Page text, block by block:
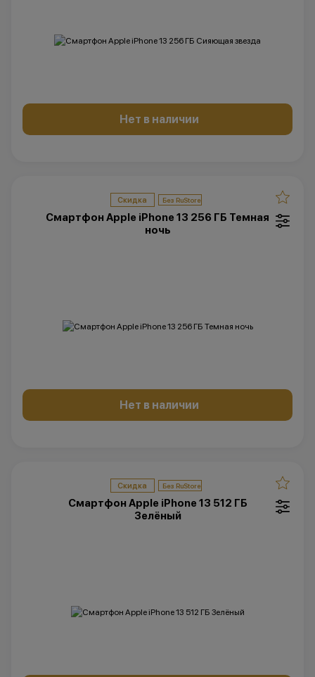
Нет в наличии
Скидка
Смартфон Apple iPhone 13 256 ГБ Темная
ночь
Нет в наличии
Скидка
Смартфон Apple iPhone 13 512 ГБ
Зелёный